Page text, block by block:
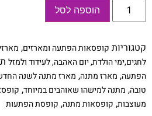
מתנה
חדשה
הוספה לסל
קטגוריותקופסאות הפתעה ומארזים,
לחגים,ימי הולדת, יום האהבה, לעידוד ולמזל
הפתעה,מארז מתנה,מארז מתנה לשנה
טובה,מתנה למישהו שאוהבים במיוחד,
מעוצבות,קופסאות מתנה,קופסת הפתעות